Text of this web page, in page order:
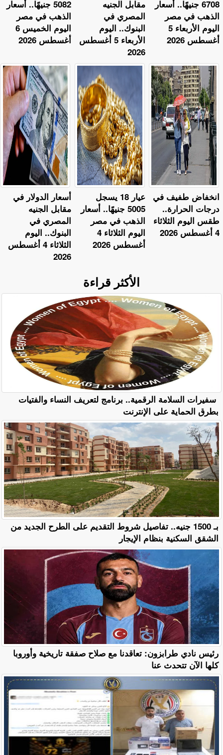
5082 جنيهًا.. أسعار
الذهب في مصر
اليوم الخميس 6
أغسطس 2026
مقابل الجنيه
المصري في
البنوك.. اليوم
الأربعاء 5 أغسطس
2026
6708 جنيهًا.. أسعار
الذهب في مصر
اليوم الأربعاء 5
أغسطس 2026
أسعار الدولار في
مقابل الجنيه
المصري في
البنوك.. اليوم
الثلاثاء 4 أغسطس
2026
عيار 18 يسجل
5005 جنيهًا.. أسعار
الذهب في مصر
اليوم الثلاثاء 4
أغسطس 2026
​انخفاض طفيف في
درجات الحرارة..
طقس اليوم الثلاثاء
4 أغسطس 2026
الأكثر قراءة
سفيرات السلامة الرقمية.. برنامج لتعريف النساء والفتيات
بطرق الحماية على الإنترنت
بـ 1500 جنيه.. تفاصيل شروط التقديم على الطرح الجديد من
الشقق السكنية بنظام الإيجار
رئيس نادي طرابزون: تعاقدنا مع صلاح صفقة تاريخية وأوروبا
كلها الآن تتحدث عنا